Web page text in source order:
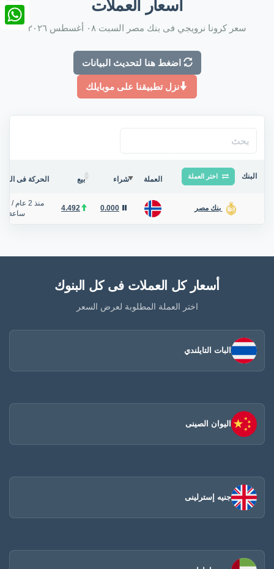
أسعار العملات
سعر كرونا نرويجي فى بنك مصر السبت ٠٨ أغسطس ٢٠٢٦
اضغط هنا لتحديث البيانات
نزل تطبيقنا على موبايلك
البنك اختر العملة العملة شراء بيع الحركة فى
بنك مصر 0.000
4.492
منذ 2 عام
/
ساعة
أسعار كل العملات فى كل البنوك
اختر العملة المطلوبة لعرض السعر
البات التايلندي
اليوان الصينى​
جنيه إسترلينى